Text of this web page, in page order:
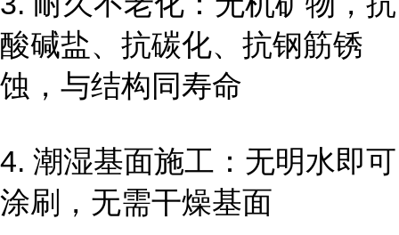
酸碱盐、抗碳化、抗钢筋锈
蚀，与结构同寿命
4. 潮湿基面施工：无明水即可
涂刷，无需干燥基面